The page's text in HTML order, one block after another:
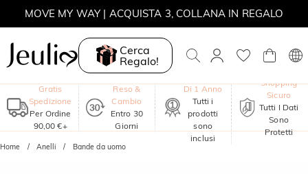
MOVE MY WAY | ACQUISTA 3, COLLANA IN REGALO
Cerca
Regalo!
Gratis
Spedizione
Per Ordine
90,00 €+
Reso &
Cambio
Entro 30
Giorni
Di 1 Anno
Tutti i
prodotti
sono
inclusi
Shopping
Sicuro
Tutti I Dati
Sono
Protetti
Home Anelli Bande da uomo